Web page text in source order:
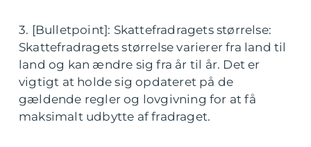
3. [Bulletpoint]: Skattefradragets størrelse:
Skattefradragets størrelse varierer fra land til
land og kan ændre sig fra år til år. Det er
vigtigt at holde sig opdateret på de
gældende regler og lovgivning for at få
maksimalt udbytte af fradraget.